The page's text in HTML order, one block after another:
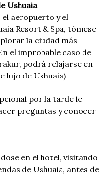
Ushuaia
el aeropuerto y el
Resort & Spa, tómese
la ciudad más
el improbable caso de
podrá relajarse en
lujo de Ushuaia).
por la tarde le
preguntas y conocer
en el hotel, visitando
de Ushuaia, antes de